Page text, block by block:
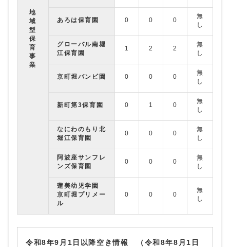
地
域
型
保
育
事
業
あろは保育園 0 0 0
無
し
グローバル南堀
江保育園
1 2 2
無
し
京町堀バンビ園 0 0 0
無
し
新町第3保育園 0 1 0
無
し
なにわのもり北
堀江保育園
0 0 0
無
し
阿波座サンフレ
ンズ保育園
0 0 0
無
し
蓮美幼児学園
京町堀プリメー
ル
0 0 0
無
し
令和8年9月1日以降空き情報 （令和8年8月1日